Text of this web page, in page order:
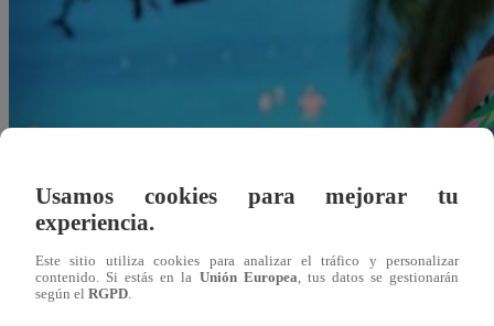
Usamos cookies para mejorar tu
experiencia.
Este sitio utiliza cookies para analizar el tráfico y personalizar
contenido. Si estás en la Unión Europea , tus datos se gestionarán
según el RGPD